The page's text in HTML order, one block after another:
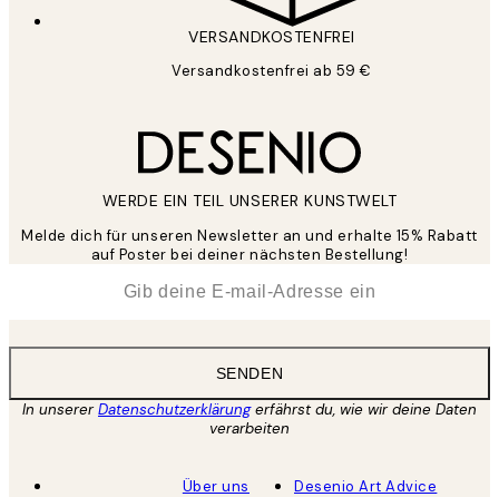
VERSANDKOSTENFREI
Versandkostenfrei ab 59 €
WERDE EIN TEIL UNSERER KUNSTWELT
Melde dich für unseren Newsletter an und erhalte 15% Rabatt
auf Poster bei deiner nächsten Bestellung!
SENDEN
In unsererDatenschutzerklärungerfährst du, wie wir deine Daten
verarbeiten
Über uns
Desenio Art Advice